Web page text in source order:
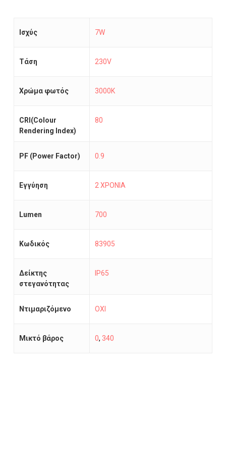
Ισχύς 7W
Τάση 230V
Χρώμα φωτός 3000K
CRI(Colour
Rendering Index)
80
PF (Power Factor) 0.9
Εγγύηση 2 ΧΡΟΝΙΑ
Lumen 700
Κωδικός 83905
Δείκτης
στεγανότητας
IP65
Ντιμαριζόμενο ΟΧΙ
Μικτό βάρος 0, 340